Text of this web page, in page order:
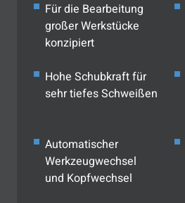
Für die Bearbeitung
großer Werkstücke
konzipiert
Hohe Schubkraft für
sehr tiefes Schweißen
Automatischer
Werkzeugwechsel
und Kopfwechsel